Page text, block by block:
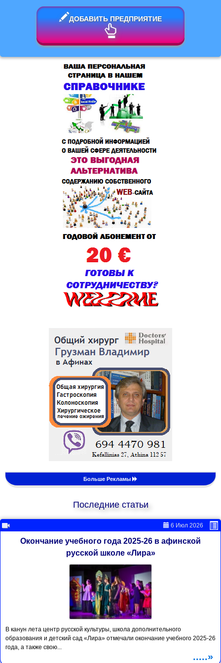
ДОБАВИТЬ ПРЕДПРИЯТИЕ
Больше Рекламы
Последние статьи
6 Июл 2026
Окончание учебного года 2025-26 в афинской
русской школе «Лира»
В канун лета центр русской культуры, школа дополнительного
образования и детский сад «Лира» отмечали окончание учебного 2025-26
года, а также свою...
.....»